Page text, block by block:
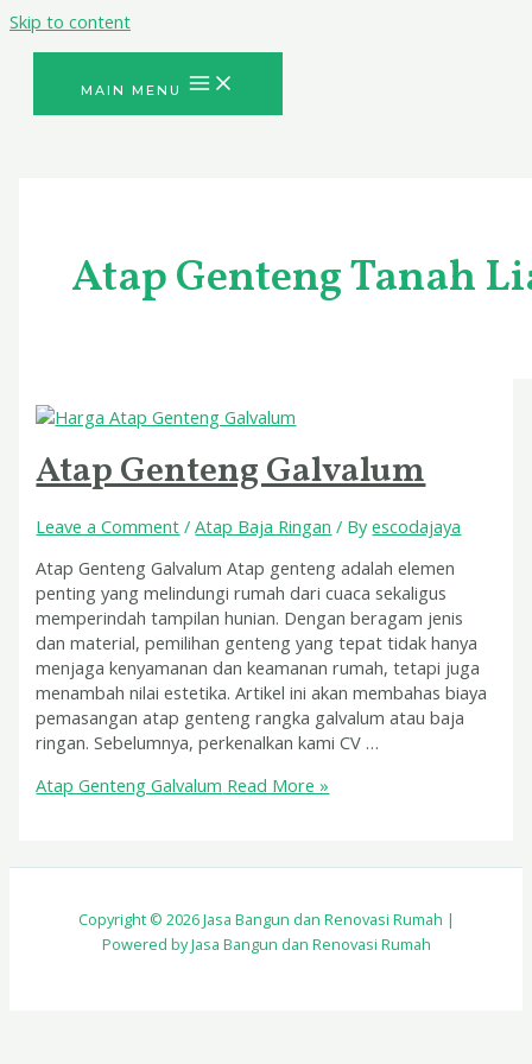
Skip to content
MAIN MENU
Atap Genteng Tanah
Atap Genteng Galvalum
Leave a Comment /Atap Baja Ringan / Byescodajaya
Atap Genteng Galvalum Atap genteng adalah elemen
penting yang melindungi rumah dari cuaca sekaligus
memperindah tampilan hunian. Dengan beragam jenis
dan material, pemilihan genteng yang tepat tidak hanya
menjaga kenyamanan dan keamanan rumah, tetapi juga
menambah nilai estetika. Artikel ini akan membahas biaya
pemasangan atap genteng rangka galvalum atau baja
ringan. Sebelumnya, perkenalkan kami CV …
Atap Genteng Galvalum Read More »
Copyright © 2026 Jasa Bangun dan Renovasi Rumah |
Powered by Jasa Bangun dan Renovasi Rumah